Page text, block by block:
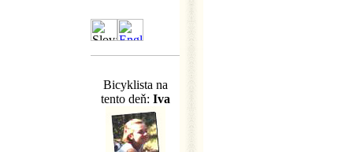
Bicyklista na
tento deň: Iva